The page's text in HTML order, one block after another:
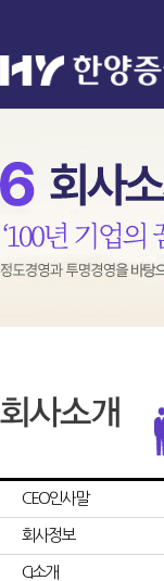
CEO인사말
회사정보
CI소개